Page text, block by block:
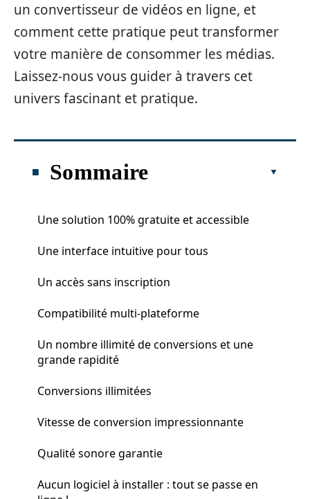
un convertisseur de vidéos en ligne, et
comment cette pratique peut transformer
votre manière de consommer les médias.
Laissez-nous vous guider à travers cet
univers fascinant et pratique.
Sommaire
Une solution 100% gratuite et accessible
Une interface intuitive pour tous
Un accès sans inscription
Compatibilité multi-plateforme
Un nombre illimité de conversions et une
grande rapidité
Conversions illimitées
Vitesse de conversion impressionnante
Qualité sonore garantie
Aucun logiciel à installer : tout se passe en